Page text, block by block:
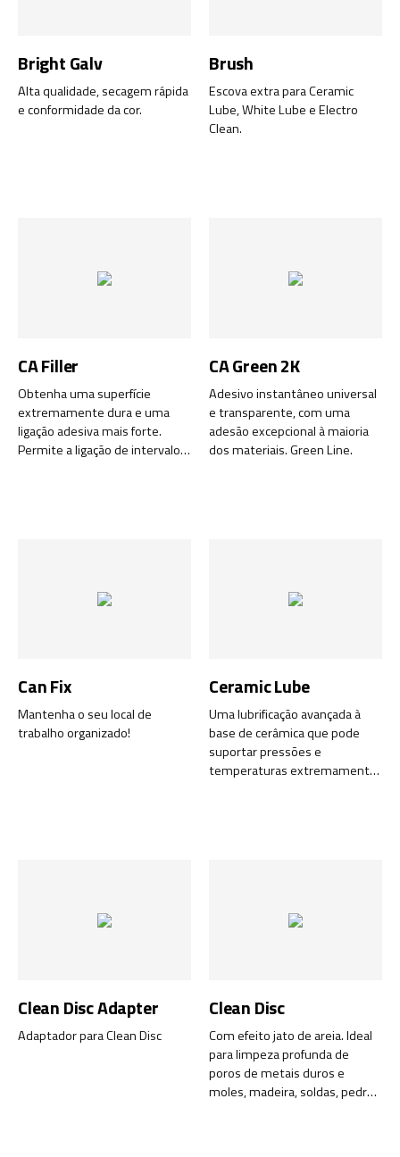
Bright Galv
Alta qualidade, secagem rápida
e conformidade da cor.
Brush
Escova extra para Ceramic
Lube, White Lube e Electro
Clean.
CA Filler
Obtenha uma superfície
extremamente dura e uma
ligação adesiva mais forte.
Permite a ligação de intervalos
CA Green 2K
Adesivo instantâneo universal
e transparente, com uma
adesão excepcional à maioria
dos materiais. Green Line.
Can Fix
Mantenha o seu local de
trabalho organizado!
Ceramic Lube
Uma lubrificação avançada à
base de cerâmica que pode
suportar pressões e
temperaturas extremamente
Clean Disc Adapter
Adaptador para Clean Disc
Clean Disc
Com efeito jato de areia. Ideal
para limpeza profunda de
poros de metais duros e
moles, madeira, soldas, pedras,